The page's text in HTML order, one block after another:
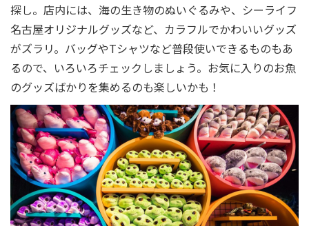
探し。店内には、海の生き物のぬいぐるみや、シーライフ
名古屋オリジナルグッズなど、カラフルでかわいいグッズ
がズラリ。バッグやTシャツなど普段使いできるものもあ
るので、いろいろチェックしましょう。お気に入りのお魚
のグッズばかりを集めるのも楽しいかも！